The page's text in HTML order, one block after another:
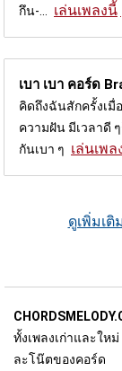
กึน-...
เล่นเพลงนี้
เบา เบา คอร์ด
คิดถึงฉันสักครั้งเมื่
ความฝัน มีเวลาดี
กันเบา ๆ เล่นเพล
ดูเพิ่มเ
ทั้งเพลงเก่าและให
ละโน๊ตของคอร์ด